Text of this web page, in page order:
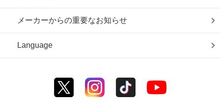
メーカーからの重要なお知らせ
Language